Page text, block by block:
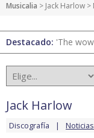
Musicalia > Jack Harlow >
Destacado: 'The
Jack Harlow
Discografía Noticias